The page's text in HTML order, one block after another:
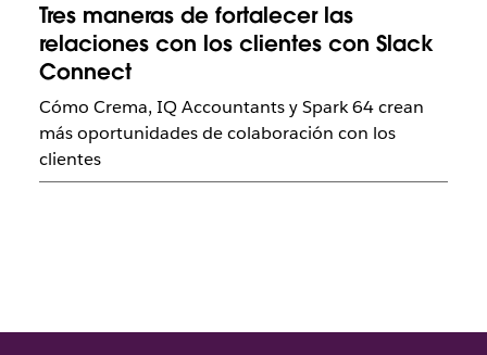
Tres maneras de fortalecer las
relaciones con los clientes con Slack
Connect
Cómo Crema, IQ Accountants y Spark 64 crean
más oportunidades de colaboración con los
clientes